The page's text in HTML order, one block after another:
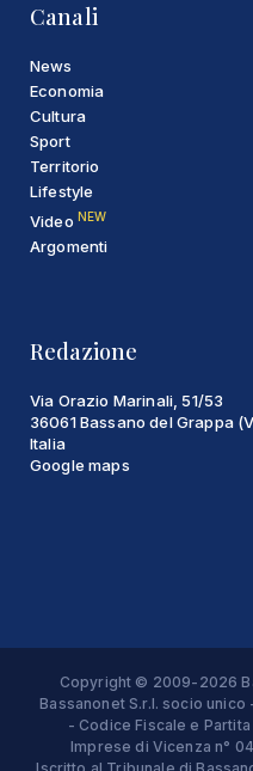
Canali
News
Economia
Cultura
Sport
Territorio
Lifestyle
Video NEW
Argomenti
Redazione
Via Orazio Marinali, 51/53
36061 Bassano del Grappa
Italia
Google maps
Copyright © 2009-2026
Bassanonet S.r.l. socio
- Codice Fiscale e
Imprese di Vicenza n°